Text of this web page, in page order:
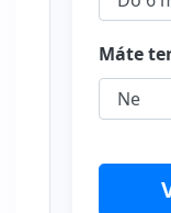
Máte